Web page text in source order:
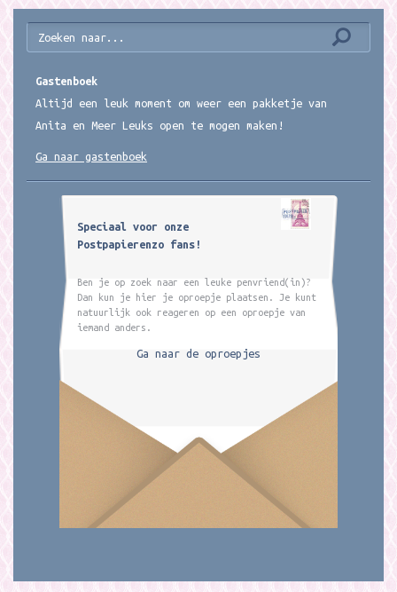
Gastenboek
Altijd een leuk moment om weer een pakketje van
Anita en Meer Leuks open te mogen maken!
Ga naar gastenboek
Speciaal voor onze
Postpapierenzo fans!
Ben je op zoek naar een leuke penvriend(in)?
Dan kun je hier je oproepje plaatsen. Je kunt
natuurlijk ook reageren op een oproepje van
iemand anders.
Ga naar de oproepjes